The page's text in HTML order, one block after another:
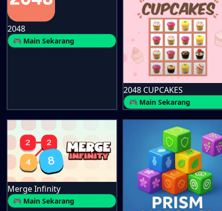
2048
🎮 Main Sekarang
2048 CUPCAKES
🎮 Main Sekarang
Merge Infinity
🎮 Main Sekarang